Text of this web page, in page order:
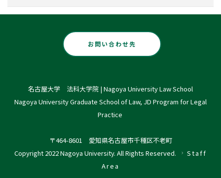
お問い合わせ先
名古屋大学 法科大学院 | Nagoya University Law School
Nagoya University Graduate School of Law, JD Program for Legal
Practice
〒464-8601 愛知県名古屋市千種区不老町
Copyright 2022 Nagoya University. All Rights Reserved.
Staff
Area